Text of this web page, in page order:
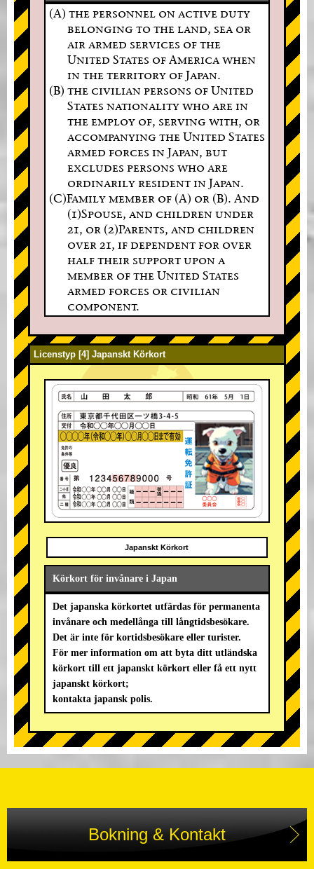
(A) the personnel on active duty
belonging to the land, sea or
air armed services of the
United States of America when
in the territory of Japan.
(B) the civilian persons of United
States nationality who are in
the employ of, serving with, or
accompanying the United States
armed forces in Japan, but
excludes persons who are
ordinarily resident in Japan.
(C)Family member of (A) or (B). And
(1)Spouse, and children under
21, or (2)Parents, and children
over 21, if dependent for over
half their support upon a
member of the United States
armed forces or civilian
component.
Licenstyp [4] Japanskt Körkort
Japanskt Körkort
Körkort för invånare i Japan
Det japanska körkortet utfärdas för permanenta
invånare och medellånga till långtidsbesökare.
Det är inte för kortidsbesökare eller turister.
För mer information om att byta ditt utländska
körkort till ett japanskt körkort eller få ett nytt
japanskt körkort;
kontakta japansk polis.
Bokning & Kontakt